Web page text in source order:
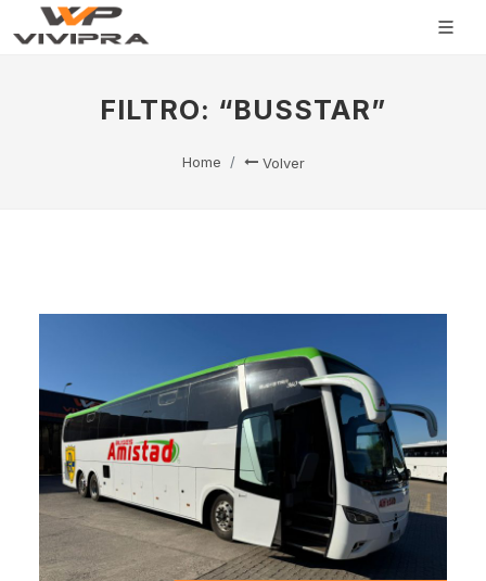
FILTRO: “BUSSTAR”
Home Volver